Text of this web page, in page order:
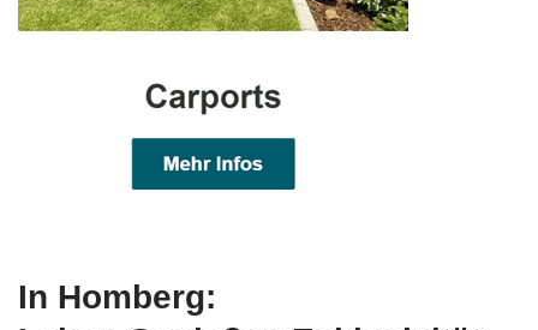
In Homberg: